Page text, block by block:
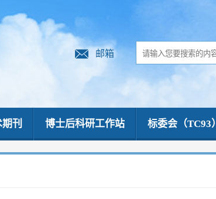
邮箱
刊 博士后科研工作站 标委会（TC93）